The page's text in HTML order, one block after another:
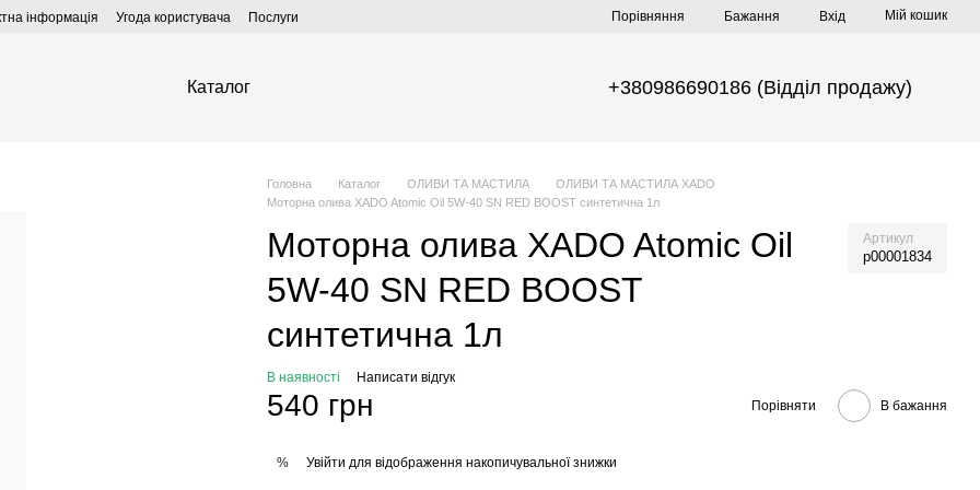
інформація Угода користувача Послуги Порівняння Бажання Вхід Мій кошик
Каталог +380986690186 (Відділ продажу)
Головна Каталог ОЛИВИ ТА МАСТИЛА
ОЛИВИ ТА МАСТИЛА XADO
Моторна олива XADO Atomic Oil 5W-40 SN RED BOOST синтетична 1л
Моторна олива XADO Atomic Oil
5W-40 SN RED BOOST
синтетична 1л
Артикул
р00001834
В наявності Написати відгук
540 грн Порівняти В бажання
% Увійти для відображення накопичувальної знижки